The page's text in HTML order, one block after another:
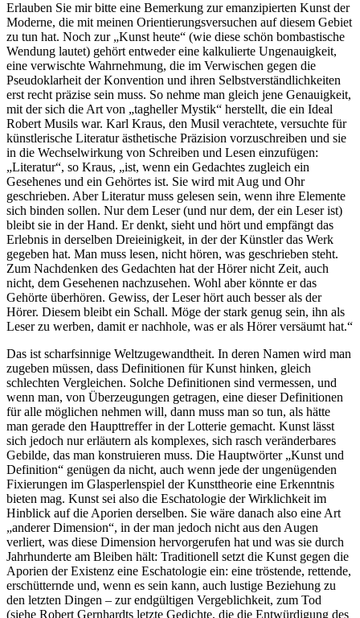
Erlauben Sie mir bitte eine Bemerkung zur emanzipierten Kunst der
Moderne, die mit meinen Orientierungsversuchen auf diesem Gebiet
zu tun hat. Noch zur „Kunst heute“ (wie diese schön bombastische
Wendung lautet) gehört entweder eine kalkulierte Ungenauigkeit,
eine verwischte Wahrnehmung, die im Verwischen gegen die
Pseudoklarheit der Konvention und ihren Selbstverständlichkeiten
erst recht präzise sein muss. So nehme man gleich jene Genauigkeit,
mit der sich die Art von „tagheller Mystik“ herstellt, die ein Ideal
Robert Musils war. Karl Kraus, den Musil verachtete, versuchte für
künstlerische Literatur ästhetische Präzision vorzuschreiben und sie
in die Wechselwirkung von Schreiben und Lesen einzufügen:
„Literatur“, so Kraus, „ist, wenn ein Gedachtes zugleich ein
Gesehenes und ein Gehörtes ist. Sie wird mit Aug und Ohr
geschrieben. Aber Literatur muss gelesen sein, wenn ihre Elemente
sich binden sollen. Nur dem Leser (und nur dem, der ein Leser ist)
bleibt sie in der Hand. Er denkt, sieht und hört und empfängt das
Erlebnis in derselben Dreieinigkeit, in der der Künstler das Werk
gegeben hat. Man muss lesen, nicht hören, was geschrieben steht.
Zum Nachdenken des Gedachten hat der Hörer nicht Zeit, auch
nicht, dem Gesehenen nachzusehen. Wohl aber könnte er das
Gehörte überhören. Gewiss, der Leser hört auch besser als der
Hörer. Diesem bleibt ein Schall. Möge der stark genug sein, ihn als
Leser zu werben, damit er nachhole, was er als Hörer versäumt hat.“
Das ist scharfsinnige Weltzugewandtheit. In deren Namen wird man
zugeben müssen, dass Definitionen für Kunst hinken, gleich
schlechten Vergleichen. Solche Definitionen sind vermessen, und
wenn man, von Überzeugungen getragen, eine dieser Definitionen
für alle möglichen nehmen will, dann muss man so tun, als hätte
man gerade den Haupttreffer in der Lotterie gemacht. Kunst lässt
sich jedoch nur erläutern als komplexes, sich rasch veränderbares
Gebilde, das man konstruieren muss. Die Hauptwörter „Kunst und
Definition“ genügen da nicht, auch wenn jede der ungenügenden
Fixierungen im Glasperlenspiel der Kunsttheorie eine Erkenntnis
bieten mag. Kunst sei also die Eschatologie der Wirklichkeit im
Hinblick auf die Aporien derselben. Sie wäre danach also eine Art
„anderer Dimension“, in der man jedoch nicht aus den Augen
verliert, was diese Dimension hervorgerufen hat und was sie durch
Jahrhunderte am Bleiben hält: Traditionell setzt die Kunst gegen die
Aporien der Existenz eine Eschatologie ein: eine tröstende, rettende,
erschütternde und, wenn es sein kann, auch lustige Beziehung zu
den letzten Dingen – zur endgültigen Vergeblichkeit, zum Tod
(siehe Robert Gernhardts letzte Gedichte, die die Entwürdigung des